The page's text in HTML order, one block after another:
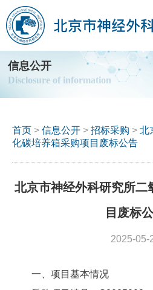
信息公开
Disclosure of information
首页 > 信息公开 > 招标采购 > 北
化碳培养箱采购项目废标公告
北京市神经外科研究所二
目废标
2025-05-
一、项目基本情况